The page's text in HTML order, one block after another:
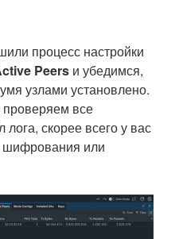
процесс настройки
Peers и убедимся,
узлами установлено.
проверяем все
скорее всего у вас
шифрования или